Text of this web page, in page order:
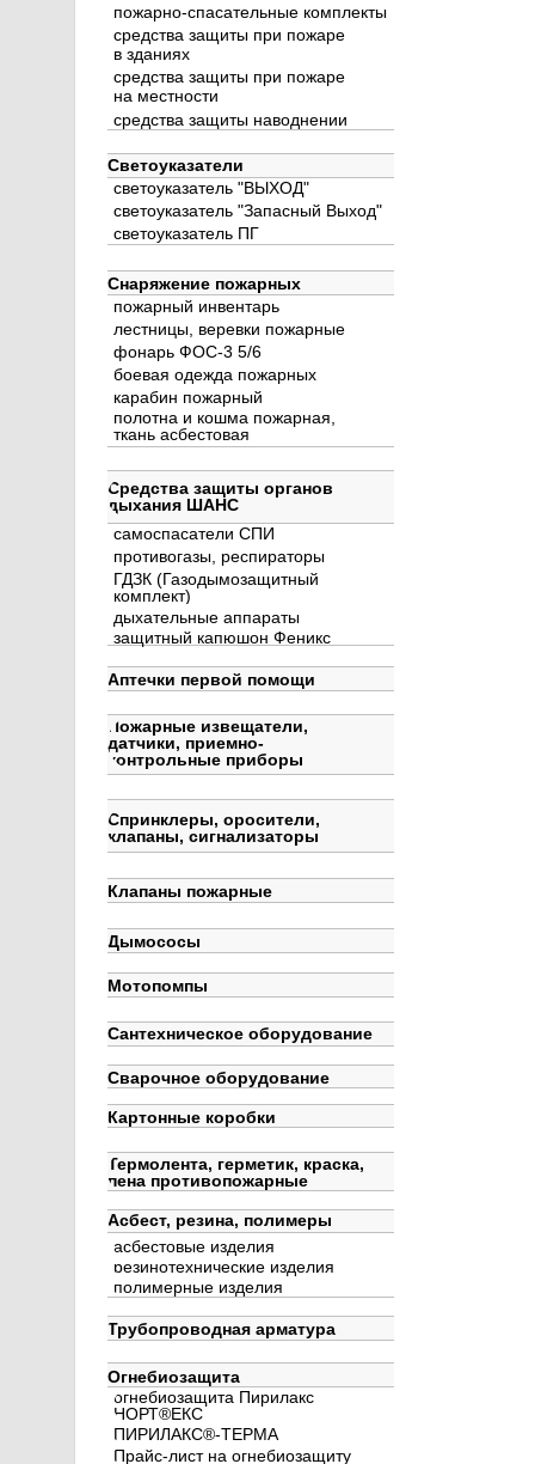
Аптечки первой помощи
пожарно-спасательные комплекты
средства защиты при пожаре
в зданиях
средства защиты при пожаре
на местности
средства защиты наводнении
Светоуказатели
светоуказатель "ВЫХОД"
светоуказатель "Запасный Выход"
светоуказатель ПГ
Снаряжение пожарных
пожарный инвентарь
лестницы, веревки пожарные
фонарь ФОС-3 5/6
боевая одежда пожарных
карабин пожарный
полотна и кошма пожарная,
ткань асбестовая
Средства защиты органов
дыхания ШАНС
самоспасатели СПИ
противогазы, респираторы
ГДЗК (Газодымозащитный
комплект)
дыхательные аппараты
защитный капюшон Феникс
Пожарные извещатели,
датчики, приемно-
контрольные приборы
Спринклеры, оросители,
клапаны, сигнализаторы
Клапаны пожарные
Дымососы
Мотопомпы
Сантехническое оборудование
Сварочное оборудование
Картонные коробки
Термолента, герметик, краска,
пена противопожарные
Асбест, резина, полимеры
асбестовые изделия
резинотехнические изделия
полимерные изделия
Трубопроводная арматура
огнебиозащита Пирилакс
НОРТ®ЕКС
ПИРИЛАКС®-ТЕРМА
Прайс-лист на огнебиозащиту
Огнебиозащита